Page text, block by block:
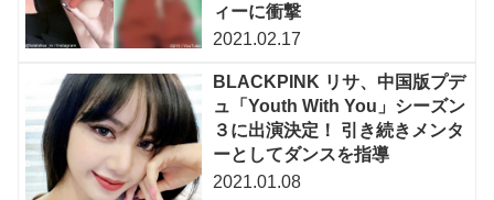
ィーに衝撃
2021.02.17
BLACKPINK リサ、中国版プデ
ュ「Youth With You」シーズン
３に出演決定！ 引き続きメンタ
ーとしてダンスを指導
2021.01.08